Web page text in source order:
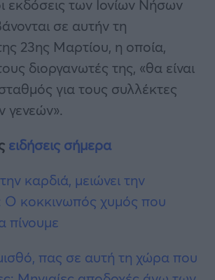
εκδόσεις των Ιονίων Νήσων
σε αυτήν τη
23ης Μαρτίου, η οποία,
διοργανωτές της, «θα είναι
για τους συλλέκτες
γενεών».
ειδήσεις σήμερα
καρδιά, μειώνει την
Ο κοκκινωπός χυμός που
πίνουμε
πας σε αυτή τη χώρα που